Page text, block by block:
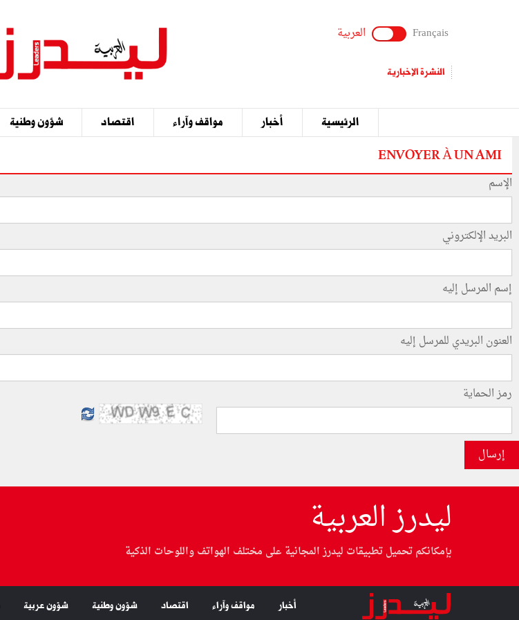
Français العربية
النشرة الإخبارية
الرئيسية أخبار مواقف وآراء اقتصاد شؤون وطنية
ENVOYER À UN AMI
الإسم
البريد الإلكتروني
إسم المرسل إليه
العنون البريدي للمرسل إليه
رمز الحماية
إرسال
ليدرز العربية
بإمكانكم تحميل تطبيقات ليدرز المجانية على مختلف الهواتف واللوحات الذكية
أخبار مواقف وآراء اقتصاد شؤون وطنية شؤون عربية